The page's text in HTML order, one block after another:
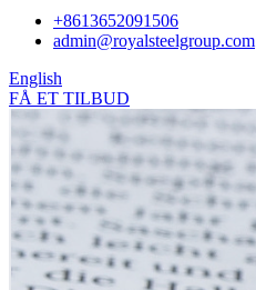
+8613652091506
admin@royalsteelgroup.com
English
FÅ ET TILBUD